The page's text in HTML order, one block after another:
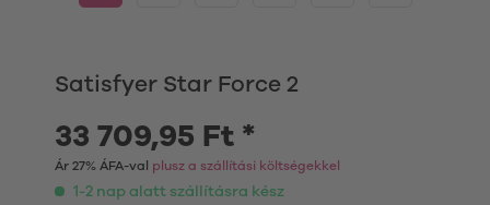
Satisfyer Star Force 2
33 709,95 Ft *
Ár 27% ÁFA-val plusz a szállítási költségekkel
1-2 nap alatt szállításra kész